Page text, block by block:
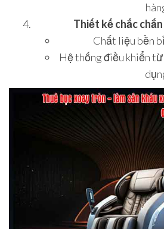
Thiết kế chắc
Chất liệu bền
Hệ thống điều khiển